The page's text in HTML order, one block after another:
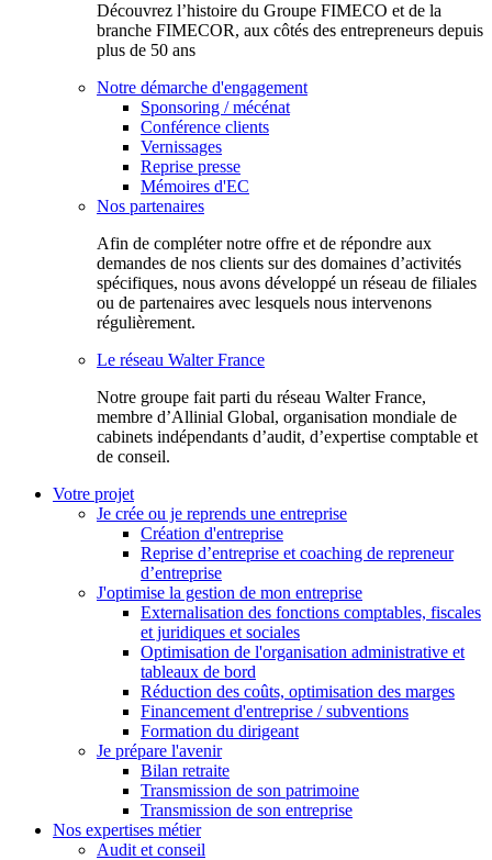
Découvrez l’histoire du Groupe FIMECO et de la
branche FIMECOR, aux côtés des entrepreneurs depuis
plus de 50 ans
Notre démarche d'engagement
Sponsoring / mécénat
Conférence clients
Vernissages
Reprise presse
Mémoires d'EC
Nos partenaires
Afin de compléter notre offre et de répondre aux
demandes de nos clients sur des domaines d’activités
spécifiques, nous avons développé un réseau de filiales
ou de partenaires avec lesquels nous intervenons
régulièrement.
Le réseau Walter France
Notr​e groupe fait parti du réseau Walter France,
membre d’Allinial Global, organisation mondiale de
cabinets indépendants d’audit, d’expertise comptable et
de conseil.
Votre projet
Je crée ou je reprends une entreprise
Création d'entreprise
Reprise d’entreprise et coaching de repreneur
d’entreprise
J'optimise la gestion de mon entreprise
Externalisation des fonctions comptables, fiscales
et juridiques et sociales
Optimisation de l'organisation administrative et
tableaux de bord
Réduction des coûts, optimisation des marges
Financement d'entreprise / subventions
Formation du dirigeant
Je prépare l'avenir
Bilan retraite
Transmission de son patrimoine
Transmission de son entreprise
Nos expertises métier
Audit et conseil